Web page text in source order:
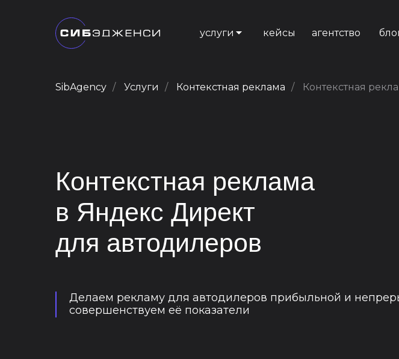
услуги кейсы агентство
SibAgency / Услуги / Контекстная реклама / Контекстная
Контекстная реклама
в Яндекс Директ
для автодилеров
Делаем рекламу для автодилеров прибыльной и
совершенствуем её показатели